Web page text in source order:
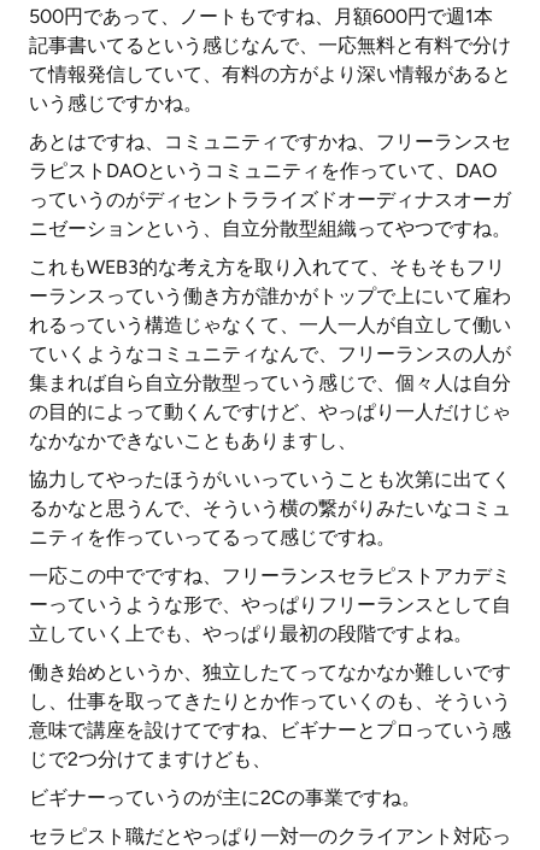
500円であって、ノートもですね、月額600円で週1本
記事書いてるという感じなんで、一応無料と有料で分け
て情報発信していて、有料の方がより深い情報があると
いう感じですかね。
あとはですね、コミュニティですかね、フリーランスセ
ラピストDAOというコミュニティを作っていて、DAO
っていうのがディセントラライズドオーディナスオーガ
ニゼーションという、自立分散型組織ってやつですね。
これもWEB3的な考え方を取り入れてて、そもそもフリ
ーランスっていう働き方が誰かがトップで上にいて雇わ
れるっていう構造じゃなくて、一人一人が自立して働い
ていくようなコミュニティなんで、フリーランスの人が
集まれば自ら自立分散型っていう感じで、個々人は自分
の目的によって動くんですけど、やっぱり一人だけじゃ
なかなかできないこともありますし、
協力してやったほうがいいっていうことも次第に出てく
るかなと思うんで、そういう横の繋がりみたいなコミュ
ニティを作っていってるって感じですね。
一応この中でですね、フリーランスセラピストアカデミ
ーっていうような形で、やっぱりフリーランスとして自
立していく上でも、やっぱり最初の段階ですよね。
働き始めというか、独立したてってなかなか難しいです
し、仕事を取ってきたりとか作っていくのも、そういう
意味で講座を設けてですね、ビギナーとプロっていう感
じで2つ分けてますけども、
ビギナーっていうのが主に2Cの事業ですね。
セラピスト職だとやっぱり一対一のクライアント対応っ